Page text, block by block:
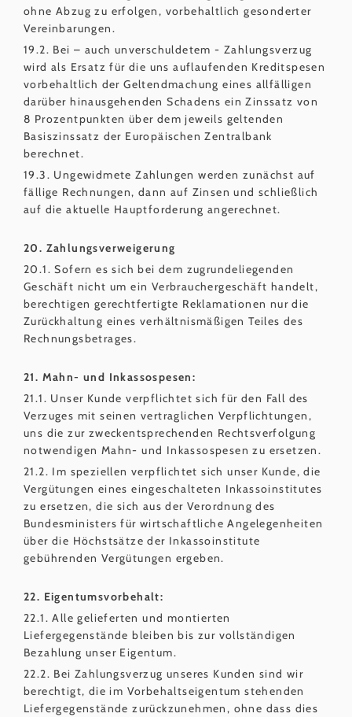
ohne Abzug zu erfolgen, vorbehaltlich gesonderter
Vereinbarungen.
19.2. Bei – auch unverschuldetem - Zahlungsverzug
wird als Ersatz für die uns auflaufenden Kreditspesen
vorbehaltlich der Geltendmachung eines allfälligen
darüber hinausgehenden Schadens ein Zinssatz von
8 Prozentpunkten über dem jeweils geltenden
Basiszinssatz der Europäischen Zentralbank
berechnet.
19.3. Ungewidmete Zahlungen werden zunächst auf
fällige Rechnungen, dann auf Zinsen und schließlich
auf die aktuelle Hauptforderung angerechnet.
20. Zahlungsverweigerung
20.1. Sofern es sich bei dem zugrundeliegenden
Geschäft nicht um ein Verbrauchergeschäft handelt,
berechtigen gerechtfertigte Reklamationen nur die
Zurückhaltung eines verhältnismäßigen Teiles des
Rechnungsbetrages.
21. Mahn- und Inkassospesen:
21.1. Unser Kunde verpflichtet sich für den Fall des
Verzuges mit seinen vertraglichen Verpflichtungen,
uns die zur zweckentsprechenden Rechtsverfolgung
notwendigen Mahn- und Inkassospesen zu ersetzen.
21.2. Im speziellen verpflichtet sich unser Kunde, die
Vergütungen eines eingeschalteten Inkassoinstitutes
zu ersetzen, die sich aus der Verordnung des
Bundesministers für wirtschaftliche Angelegenheiten
über die Höchstsätze der Inkassoinstitute
gebührenden Vergütungen ergeben.
22. Eigentumsvorbehalt:
22.1. Alle gelieferten und montierten
Liefergegenstände bleiben bis zur vollständigen
Bezahlung unser Eigentum.
22.2. Bei Zahlungsverzug unseres Kunden sind wir
berechtigt, die im Vorbehaltseigentum stehenden
Liefergegenstände zurückzunehmen, ohne dass dies